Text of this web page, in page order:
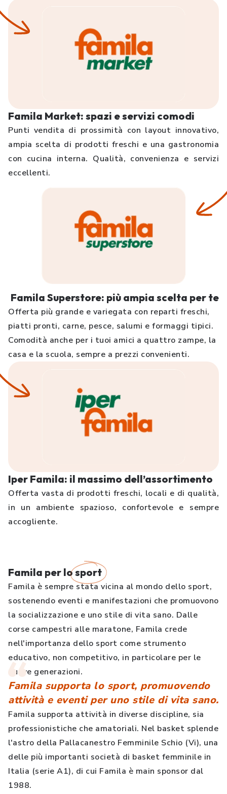
Famila Market: spazi e servizi comodi
Punti vendita di prossimità con layout innovativo,
ampia scelta di prodotti freschi e una gastronomia
con cucina interna. Qualità, convenienza e servizi
eccellenti.
Famila Superstore: più ampia scelta per te
Offerta più grande e variegata con reparti freschi,
piatti pronti, carne, pesce, salumi e formaggi tipici.
Comodità anche per i tuoi amici a quattro zampe, la
casa e la scuola, sempre a prezzi convenienti.
Iper Famila: il massimo dell’assortimento
Offerta vasta di prodotti freschi, locali e di qualità,
in un ambiente spazioso, confortevole e sempre
accogliente.
Famila per losport
Famila è sempre stata vicina al mondo dello sport,
sostenendo eventi e manifestazioni che promuovono
la socializzazione e uno stile di vita sano. Dalle
corse campestri alle maratone, Famila crede
nell'importanza dello sport come strumento
educativo, non competitivo, in particolare per le
nuove generazioni.
Famila supporta lo sport, promuovendo
attività e eventi per uno stile di vita sano.
Famila supporta attività in diverse discipline, sia
professionistiche che amatoriali. Nel basket splende
l'astro della Pallacanestro Femminile Schio (Vi), una
delle più importanti società di basket femminile in
Italia (serie A1), di cui Famila è main sponsor dal
1988.